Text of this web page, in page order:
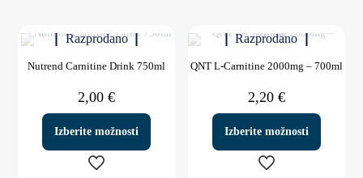
Razprodano
Nutrend Carnitine Drink 750ml
2,00€
Izberite možnosti
Razprodano
QNT L-Carnitine 2000mg – 700ml
2,20 €
Izberite možnosti